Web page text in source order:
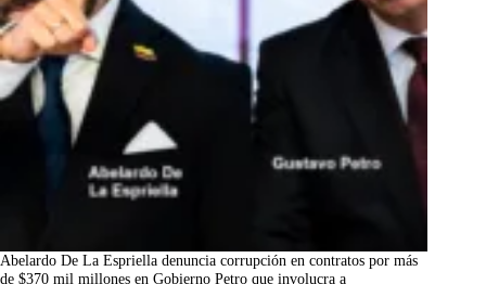
Abelardo De La Espriella denuncia corrupción en contratos por más
de $370 mil millones en Gobierno Petro que involucra a